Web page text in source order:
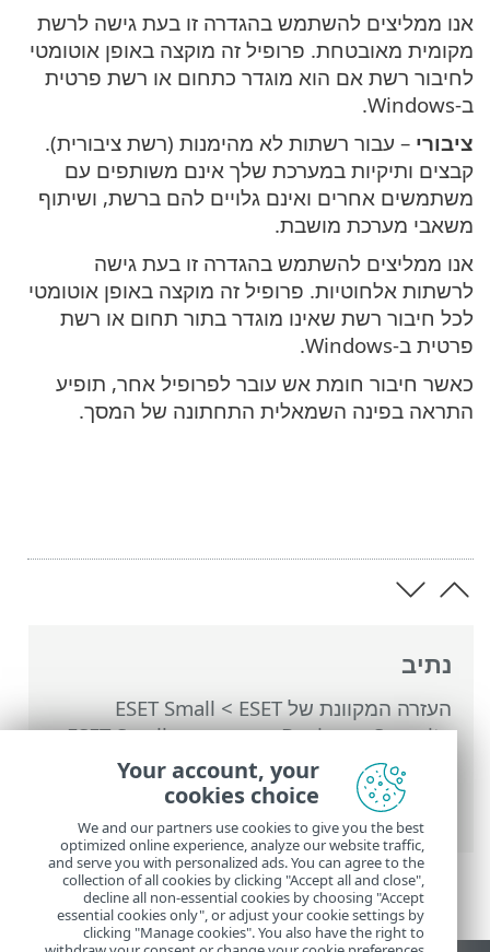
נתיב
העזרה המקוונת של ESET >
ESET Small
Business Security
>
עבודה עם ESET Small
Business Security
> הגדרות מתקדמות
הגנות>הגנת גישה לאינטרנט> פרופילים של
חיבורי רשת
אנו ממליצים להשתמש בהגדרה זו בעת גישה לרשת
מקומית מאובטחת. פרופיל זה מוקצה באופן אוטומטי
לחיבור רשת אם הוא מוגדר כתחום או רשת פרטית
ב-Windows.
ציבורי – עבור רשתות לא מהימנות (רשת ציבורית).
קבצים ותיקיות במערכת שלך אינם משותפים עם
משתמשים אחרים ואינם גלויים להם ברשת, ושיתוף
משאבי מערכת מושבת.
אנו ממליצים להשתמש בהגדרה זו בעת גישה
לרשתות אלחוטיות. פרופיל זה מוקצה באופן אוטומטי
לכל חיבור רשת שאינו מוגדר בתור תחום או רשת
פרטית ב-Windows.
כאשר חיבור חומת אש עובר לפרופיל אחר, תופיע
התראה בפינה השמאלית התחתונה של המסך.
Your account, your
cookies choice
We and our partners use cookies to give you the best
optimized online experience, analyze our website traffic,
and serve you with personalized ads. You can agree to the
collection of all cookies by clicking "Accept all and close",
decline all non-essential cookies by choosing "Accept
essential cookies only", or adjust your cookie settings by
clicking "Manage cookies". You also have the right to